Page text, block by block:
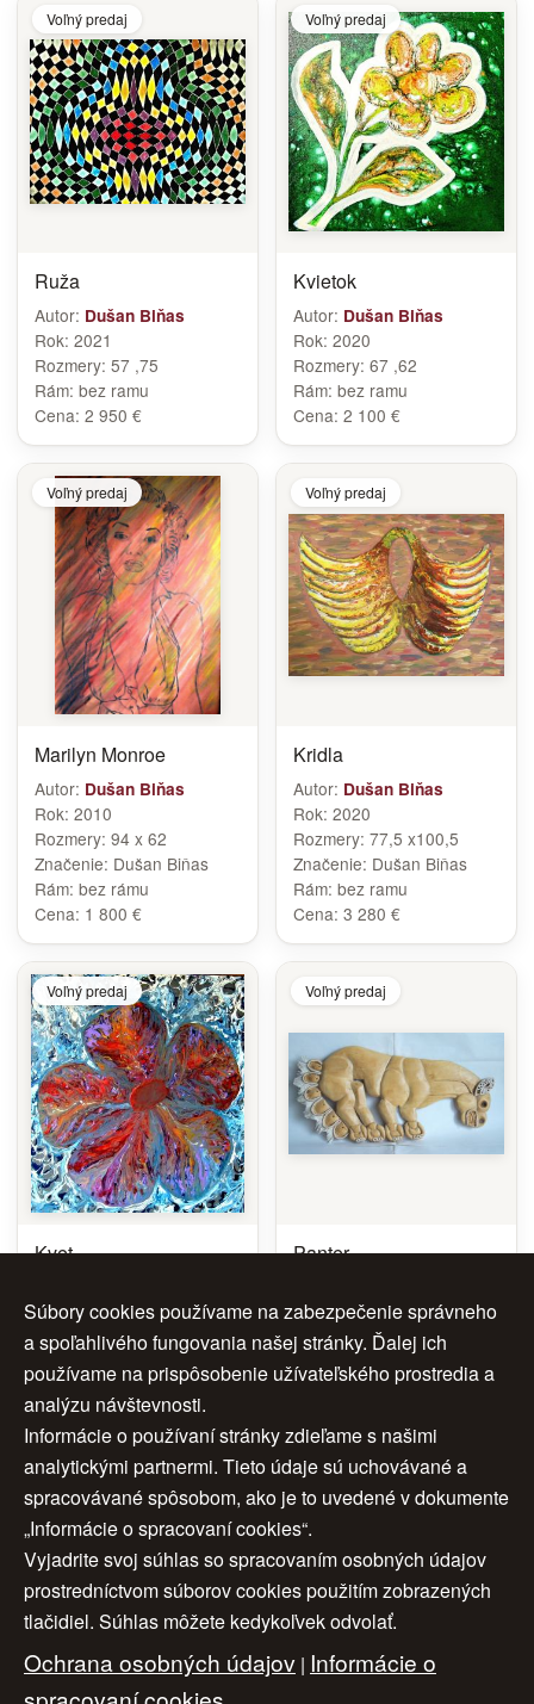
Voľný predaj
Ruža
Autor: Dušan Biňas
Rok: 2021
Rozmery: 57 ,75
Rám: bez ramu
Cena: 2 950 €
Voľný predaj
Kvietok
Autor: Dušan Biňas
Rok: 2020
Rozmery: 67 ,62
Rám: bez ramu
Cena: 2 100 €
Voľný predaj
Marilyn Monroe
Autor: Dušan Biňas
Rok: 2010
Rozmery: 94 x 62
Značenie: Dušan Biňas
Rám: bez rámu
Cena: 1 800 €
Voľný predaj
Kridla
Autor: Dušan Biňas
Rok: 2020
Rozmery: 77,5 x100,5
Značenie: Dušan Biňas
Rám: bez ramu
Cena: 3 280 €
Voľný predaj
Kvet
Rok:2000
Rozmery:70,5 x62
Značenie:
Dušan Biňas
Rám:bez ramu
Cena:2 800 €
Voľný predaj
Panter
Rok:1995
Rozmery: 22 x 43 cm
Cena:1 500 €
Úvod | O nás | Obchodné podmienky |
Ochrana osobných údajov | Cookies
Nastavenia cookies | Cenník | Aktuality | Kontakt
Súbory cookies používame na zabezpečenie správneho
a spoľahlivého fungovania našej stránky. Ďalej ich
používame na prispôsobenie užívateľského prostredia a
analýzu návštevnosti.
Informácie o používaní stránky zdieľame s našimi
analytickými partnermi. Tieto údaje sú uchovávané a
spracovávané spôsobom, ako je to uvedené v dokumente
„Informácie o spracovaní cookies“.
Vyjadrite svoj súhlas so spracovaním osobných údajov
prostredníctvom súborov cookies použitím zobrazených
tlačidiel. Súhlas môžete kedykoľvek odvolať.
Ochrana osobných údajov | Informácie o